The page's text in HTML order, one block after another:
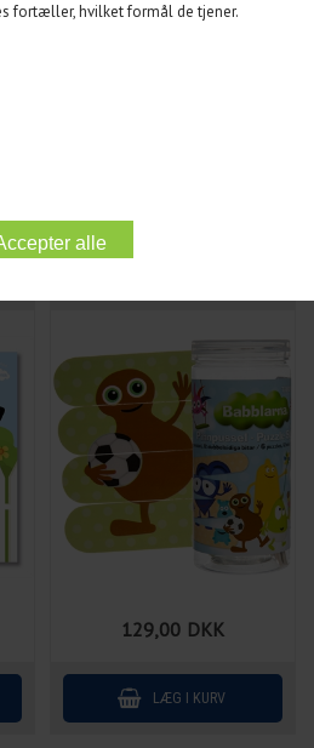
fortæller, hvilket formål de tjener.
BABBLARNA PINDE
129,00 DKK